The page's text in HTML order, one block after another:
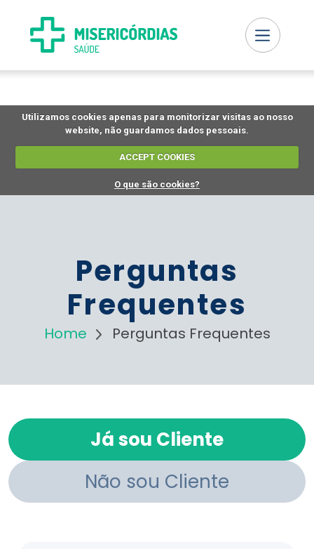
Utilizamos cookies apenas para monitorizar visitas ao nosso
website, não guardamos dados pessoais.
ACCEPT COOKIES
O que são cookies?
Perguntas
Frequentes
Home Perguntas Frequentes
Já sou Cliente
Não sou Cliente